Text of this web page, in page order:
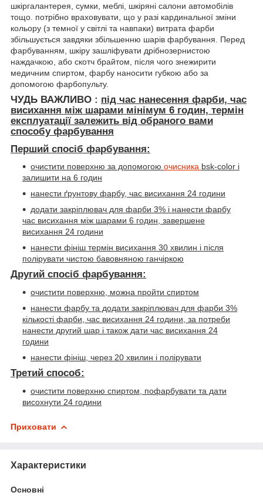
шкіргалантерея, сумки, меблі, шкіряні салони автомобілів
тощо. потрібно враховувати, що у разі кардинальної зміни
кольору (з темної у світлі та навпаки) витрата фарби
збільшується завдяки збільшенню шарів фарбування. Перед
фарбуванням, шкіру зашліфувати дрібнозернистою
наждачкою, або скотч брайтом, після чого знежирити
медичним спиртом, фарбу наносити губкою або за
допомогою фарбопульту.
ЧУДЬ ВАЖЛИВО : під час нанесення фарби, час
висихання між шарами мінімум 6 годин, термін
експлуатації залежить від обраного вами
способу фарбування
Перший спосіб фарбування:
очистити поверхню за допомогою очисника bsk-color і
залишити на 6 годин
нанести ґрунтову фарбу, час висихання 24 години
додати закріплювач для фарби 3% і нанести фарбу
час висихання між шарами 6 годин, завершене
висихання 24 години
нанести фініш термін висихання 30 хвилин і після
полірувати чистою бавовняною ганчіркою
Другий спосіб фарбування:
очистити поверхню, можна пройти спиртом
нанести фарбу та додати закріплювач для фарби 3%
кількості фарби, час висихання 24 години, за потреби
нанести другий шар і також дати час висихання 24
години
нанести фініш, через 20 хвилин і полірувати
Третий способ:
очистити поверхню спиртом, пофарбувати та дати
висохнути 24 години
Приховати
Характеристики
Основні